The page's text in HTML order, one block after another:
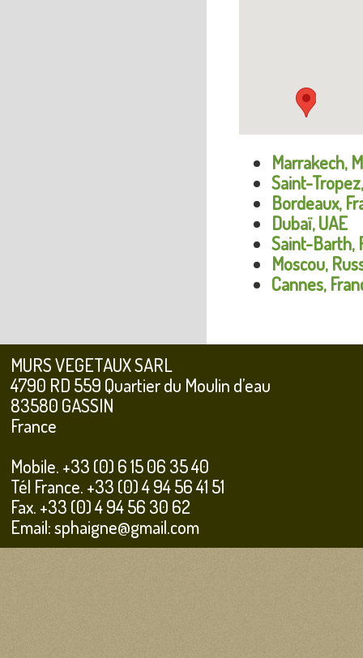
Marrakech,
Saint-
Bordeaux,
Dubaï, UAE
Saint-Barth,
Moscou,
Cannes,
MURS VEGETAUX SARL
4790 RD 559 Quartier du Moulin d’eau
83580 GASSIN
France
Mobile. +33 (0) 6 15 06 35 40
Tél France. +33 (0) 4 94 56 41 51
Fax. +33 (0) 4 94 56 30 62
Email: sphaigne@gmail.com